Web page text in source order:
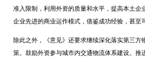
准入限制，利用外资的质量和水平，提高本土
企业先进的商业运作模式，借鉴成功经验，甚至
除此之外，《意见》还要求继续深化落实第三
策。鼓励外资参与城市内交通物流体系建设。